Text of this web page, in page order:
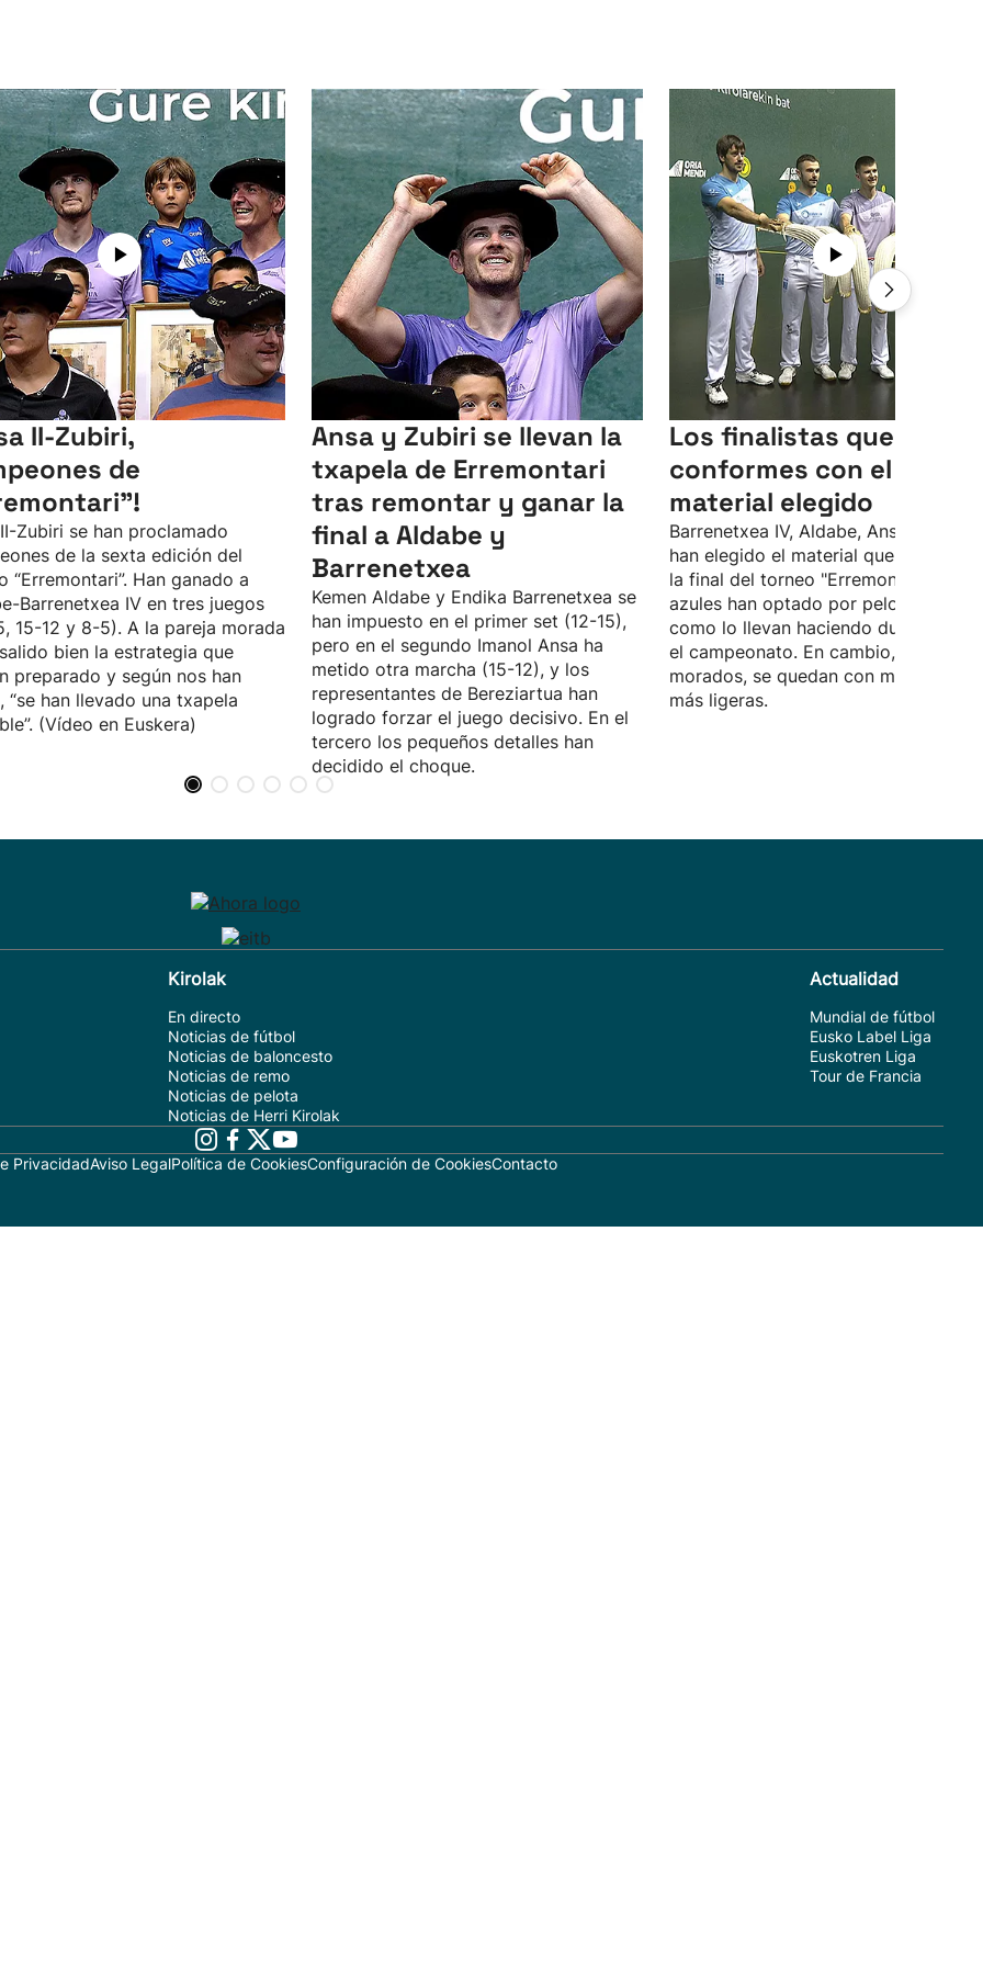
II-Zubiri,
de
Zubiri se han proclamado
de la sexta edición del
“Erremontari”. Han ganado a
Barrenetxea IV en tres juegos
15-12 y 8-5). A la pareja morada
bien la estrategia que
preparado y según nos han
“se han llevado una txapela
(Vídeo en Euskera)
Ansa y Zubiri se llevan la
txapela de Erremontari
tras remontar y ganar la
final a Aldabe y
Barrenetxea
Kemen Aldabe y Endika Barrenetxea se
han impuesto en el primer set (12-15),
pero en el segundo Imanol Ansa ha
metido otra marcha (15-12), y los
representantes de Bereziartua han
logrado forzar el juego decisivo. En el
tercero los pequeños detalles han
decidido el choque.
Los finalistas quedan
conformes con el
material elegido
Barrenetxea IV, Aldabe, Ansa II y
han elegido el material que utilizarán
la final del torneo "Erremontari". Los
azules han optado por pelotas vivas,
como lo llevan haciendo durante
el campeonato. En cambio, los
morados, se quedan con más bajas,
más ligeras.
Kirolak
En directo
Noticias de fútbol
Noticias de baloncesto
Noticias de remo
Noticias de pelota
Noticias de Herri Kirolak
Actualidad
Mundial de fútbol
Eusko Label Liga
Euskotren Liga
Tour de Francia
PrivacidadAviso LegalPolítica de CookiesConfiguración de CookiesContacto